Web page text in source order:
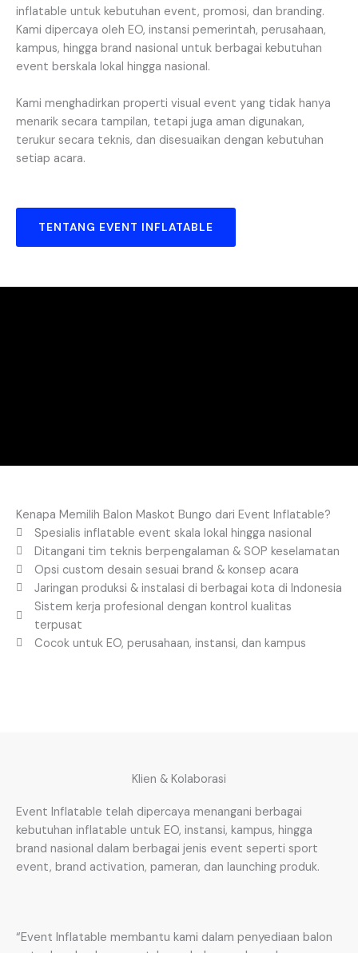
inflatable untuk kebutuhan event, promosi, dan branding.
Kami dipercaya oleh EO, instansi pemerintah, perusahaan,
kampus, hingga brand nasional untuk berbagai kebutuhan
event berskala lokal hingga nasional.
Kami menghadirkan properti visual event yang tidak hanya
menarik secara tampilan, tetapi juga aman digunakan,
terukur secara teknis, dan disesuaikan dengan kebutuhan
setiap acara.
TENTANG EVENT INFLATABLE
Kenapa Memilih Balon Maskot Bungo dari Event Inflatable?
Spesialis inflatable event skala lokal hingga nasional
Ditangani tim teknis berpengalaman & SOP keselamatan
Opsi custom desain sesuai brand & konsep acara
Jaringan produksi & instalasi di berbagai kota di Indonesia
Sistem kerja profesional dengan kontrol kualitas
terpusat
Cocok untuk EO, perusahaan, instansi, dan kampus
Klien & Kolaborasi
Event Inflatable telah dipercaya menangani berbagai
kebutuhan inflatable untuk EO, instansi, kampus, hingga
brand nasional dalam berbagai jenis event seperti sport
event, brand activation, pameran, dan launching produk.
“Event Inflatable membantu kami dalam penyediaan balon